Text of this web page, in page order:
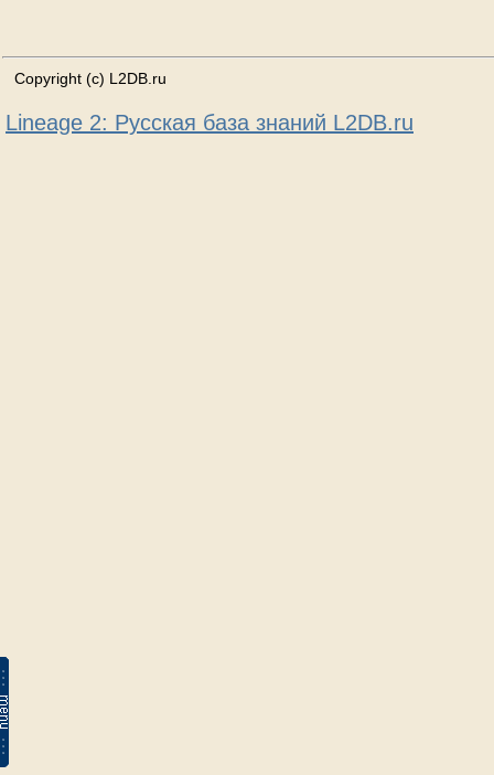
Copyright (c) L2DB.ru
Lineage 2: Русская база знаний L2DB.ru